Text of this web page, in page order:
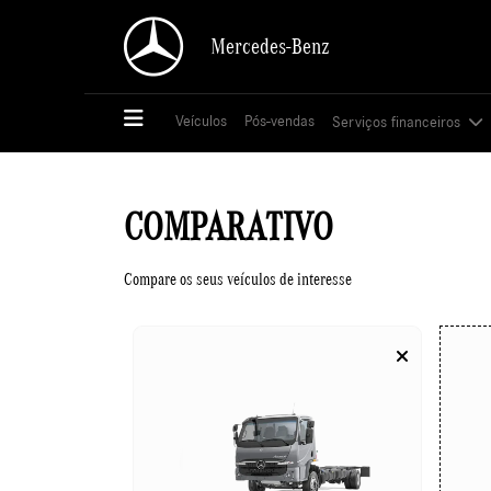
Mercedes-Benz
Veículos Pós-vendas Serviços financeiros
COMPARATIVO
Compare os seus veículos de interesse
Mercedes-Benz
Veículos Pós-vendas Serviços financeiros